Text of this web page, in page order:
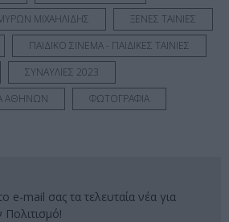
ΜΙΧΑΗΛΙΔΗΣ
ΞΕΝΕΣ ΤΑΙΝΙΕΣ
ΠΑΙΔΙΚΟ ΣΙΝΕΜΑ - ΠΑΙΔΙΚΕΣ ΤΑΙΝΙΕΣ
ΣΥΝΑΥΛΙΕΣ 2023
ΑΘΗΝΩΝ
ΦΩΤΟΓΡΑΦΙΑ
e-mail σας τα τελευταία νέα για
Πολιτισμό!